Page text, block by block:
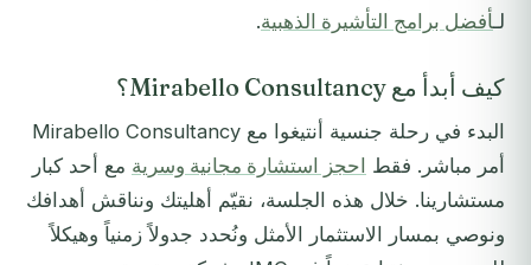
لـأفضل برامج التأشيرة الذهبية.
كيف أبدأ مع Mirabello Consultancy؟
البدء في رحلة جنسية أنتيغوا مع Mirabello Consultancy
أمر مباشر. فقط احجز استشارة مجانية وسرية مع أحد كبار
مستشارينا. خلال هذه الجلسة، نقيّم أهليتك ونناقش أهدافك
ونوصي بمسار الاستثمار الأمثل ونُحدد جدولاً زمنياً وهيكلاً